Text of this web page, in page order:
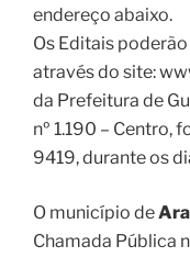
endereço abaixo.
Os Editais
através do site:
da Prefeitura de
nº 1.190 – Centro,
9419, durante os
O município de
Chamada Pública